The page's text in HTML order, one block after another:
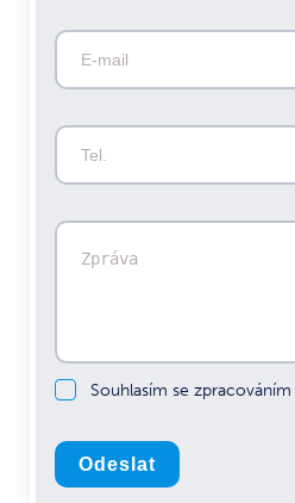
Souhlasím se zpracováním
Odeslat